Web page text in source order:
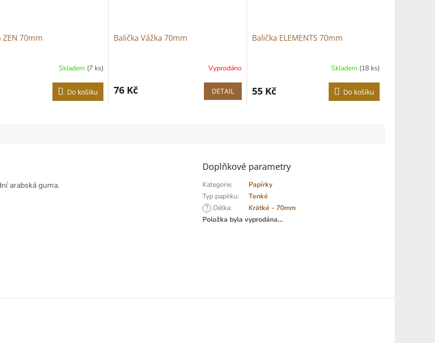
ZEN 70mm
Skladem (7 ks)
Do košíku
Balička Vážka 70mm
produktu
Vyprodáno
76 Kč DETAIL
Balička ELEMENTS 70mm
Skladem (18 ks)
55 Kč Do košíku
arabská guma.
Doplňkové parametry
Kategorie:
Papírky
Typ papírku:
Tenké
? Délka:
Krátké - 70mm
Položka byla vyprodána…